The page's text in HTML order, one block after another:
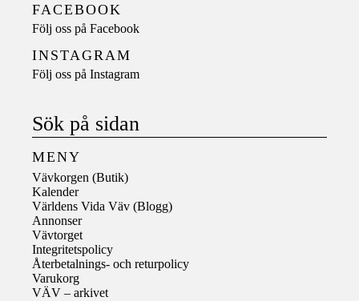
FACEBOOK
Följ oss på Facebook
INSTAGRAM
Följ oss på Instagram
Sök på sidan
MENY
Vävkorgen (Butik)
Kalender
Världens Vida Väv (Blogg)
Annonser
Vävtorget
Integritetspolicy
Återbetalnings- och returpolicy
Varukorg
VÄV – arkivet